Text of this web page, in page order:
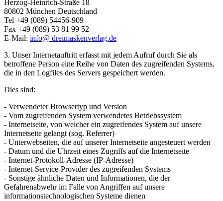
Herzog-Heinrich-Straße 18
80802 München Deutschland
Tel +49 (089) 54456-909
Fax +49 (089) 53 81 99 52
E-Mail: info@ dreimaskenverlag.de
3. Unser Internetauftritt erfasst mit jedem Aufruf durch Sie als
betroffene Person eine Reihe von Daten des zugreifenden Systems,
die in den Logfiles des Servers gespeichert werden.
Dies sind:
- Verwendeter Browsertyp und Version
- Vom zugreifenden System verwendetes Betriebssystem
- Internetseite, von welcher ein zugreifendes System auf unsere
Internetseite gelangt (sog. Referrer)
- Unterwebseiten, die auf unserer Internetseite angesteuert werden
- Datum und die Uhrzeit eines Zugriffs auf die Internetseite
- Internet-Protokoll-Adresse (IP-Adresse)
- Internet-Service-Provider des zugreifenden Systems
- Sonstige ähnliche Daten und Informationen, die der
Gefahrenabwehr im Falle von Angriffen auf unsere
informationstechnologischen Systeme dienen